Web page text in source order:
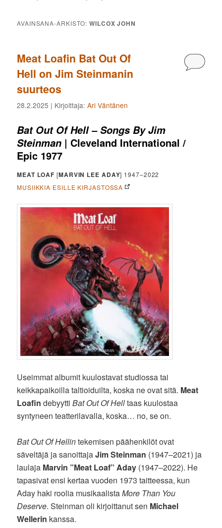
AVAINSANA-ARKISTO:WILCOX JOHN
Meat Loafin Bat Out Of
Hell on Jim Steinmanin
suurteos
28.2.2025 | Kirjoittaja:Ari Väntänen
Bat Out Of Hell – Songs By Jim
Steinman | Cleveland International /
Epic 1977
MEAT LOAF [MARVIN LEE ADAY] 1947–2022
MUSIIKKIA ESILLE KIRJASTOSSA
Useimmat albumit kuulostavat studiossa tai
keikkapaikoilla taltioiduilta, koska ne ovat sitä. Meat
Loafin debyyttiBat Out Of Helltaas kuulostaa
syntyneen teatterilavalla, koska… no, se on.
Bat Out Of Hellintekemisen päähenkilöt ovat
säveltäjä ja sanoittajaJim Steinman (1947–2021) ja
laulaja Marvin ”Meat Loaf” Aday (1947–2022). He
tapasivat ensi kertaa vuoden 1973 taitteessa, kun
Aday haki roolia musikaalistaMore Than You
Deserve. Steinman oli kirjoittanut sen Michael
Wellerin kanssa.